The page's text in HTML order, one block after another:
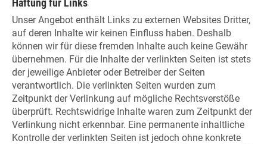
Haftung für Links
Unser Angebot enthält Links zu externen Websites Dritter,
auf deren Inhalte wir keinen Einfluss haben. Deshalb
können wir für diese fremden Inhalte auch keine Gewähr
übernehmen. Für die Inhalte der verlinkten Seiten ist stets
der jeweilige Anbieter oder Betreiber der Seiten
verantwortlich. Die verlinkten Seiten wurden zum
Zeitpunkt der Verlinkung auf mögliche Rechtsverstöße
überprüft. Rechtswidrige Inhalte waren zum Zeitpunkt der
Verlinkung nicht erkennbar. Eine permanente inhaltliche
Kontrolle der verlinkten Seiten ist jedoch ohne konkrete